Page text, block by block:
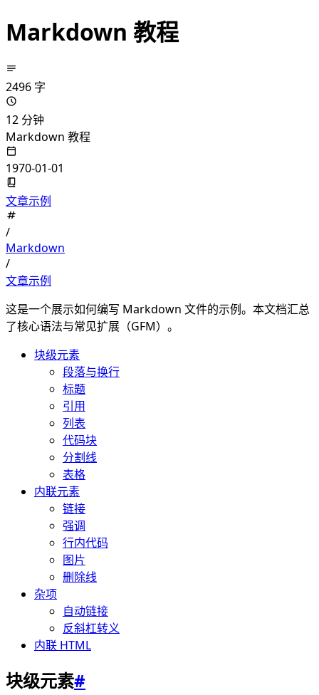
Markdown 教程
2496 字
12 分钟
Markdown 教程
1970-01-01
文章示例
/
Markdown
/
文章示例
这是一个展示如何编写 Markdown 文件的示例。本文档汇总
了核心语法与常见扩展（GFM）。
块级元素
段落与换行
标题
引用
列表
代码块
分割线
表格
内联元素
链接
强调
行内代码
图片
删除线
杂项
自动链接
反斜杠转义
内联 HTML
块级元素#